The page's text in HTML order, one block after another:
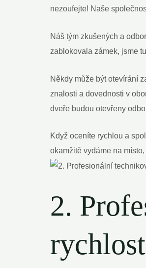
nezoufejte! Naše
Náš tým zkušených a
zablokovala zámek, jsme
Někdy může být otevírání
znalosti a dovednosti v
dveře budou otevřeny
Když oceníte rychlou a
okamžitě vydáme na
2.